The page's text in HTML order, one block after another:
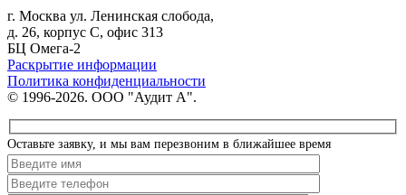
г. Москва ул. Ленинская слобода,
д. 26, корпус С, офис 313
БЦ Омега-2
Раскрытие информации
Политика конфиденциальности
© 1996-2026. ООО "Аудит А".
Оставьте заявку, и мы вам перезвоним в ближайшее время